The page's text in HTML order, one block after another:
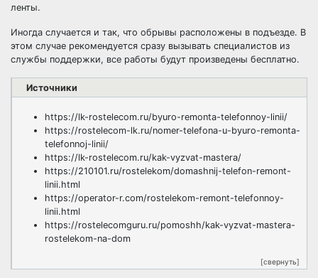
ленты.
Иногда случается и так, что обрывы расположены в подъезде. В
этом случае рекомендуется сразу вызывать специалистов из
службы поддержки, все работы будут произведены бесплатно.
Источники
https://lk-rostelecom.ru/byuro-remonta-telefonnoy-linii/
https://rostelecom-lk.ru/nomer-telefona-u-byuro-remonta-
telefonnoj-linii/
https://lk-rostelecom.ru/kak-vyzvat-mastera/
https://210101.ru/rostelekom/domashnij-telefon-remont-
linii.html
https://operator-r.com/rostelekom-remont-telefonnoy-
linii.html
https://rostelecomguru.ru/pomoshh/kak-vyzvat-mastera-
rostelekom-na-dom
[свернуть]